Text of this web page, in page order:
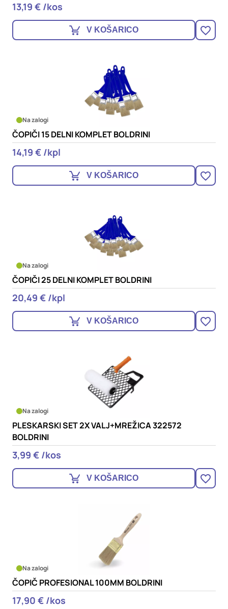
13,19 € /kos
V KOŠARICO
Na zalogi
ČOPIČI 15 DELNI KOMPLET BOLDRINI
14,19 € /kpl
V KOŠARICO
Na zalogi
ČOPIČI 25 DELNI KOMPLET BOLDRINI
20,49 € /kpl
V KOŠARICO
Na zalogi
PLESKARSKI SET 2X VALJ+MREŽICA 322572
BOLDRINI
3,99 € /kos
V KOŠARICO
Na zalogi
ČOPIČ PROFESIONAL 100MM BOLDRINI
17,90 € /kos